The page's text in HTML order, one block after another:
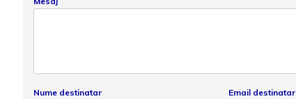
Nume destinatar Email destinatar